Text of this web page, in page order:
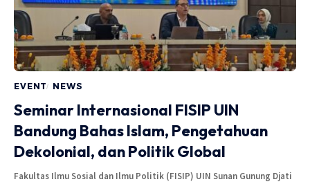
EVENT NEWS
Seminar Internasional FISIP UIN
Bandung Bahas Islam, Pengetahuan
Dekolonial, dan Politik Global
Fakultas Ilmu Sosial dan Ilmu Politik (FISIP) UIN Sunan Gunung Djati